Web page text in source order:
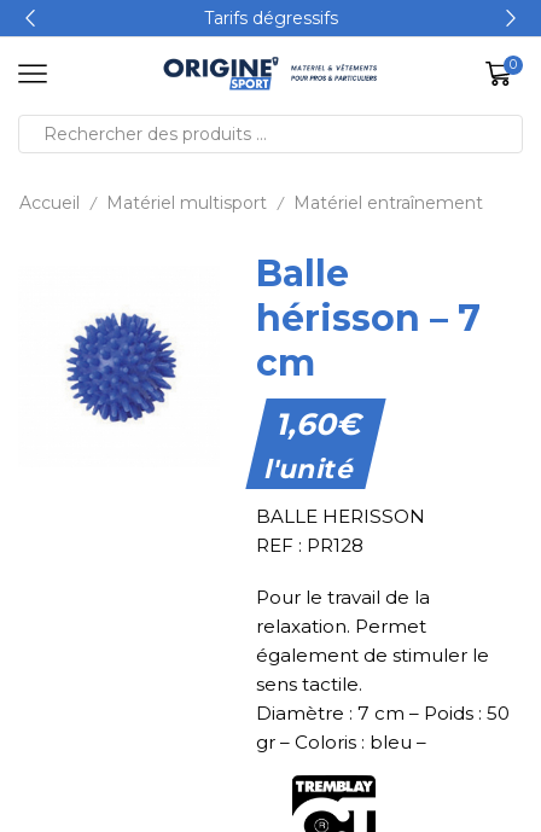
Tarifs dégressifs
0
Accueil / Matériel multisport / Matériel entraînement
Balle
hérisson – 7
cm
1,60€
l'unité
BALLE HERISSON
REF : PR128
Pour le travail de la
relaxation. Permet
également de stimuler le
sens tactile.
Diamètre : 7 cm – Poids : 50
gr – Coloris : bleu –